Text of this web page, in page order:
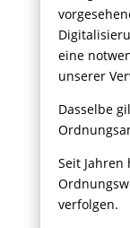
eine
unserer
Dasselbe
Seit
verfolgen.